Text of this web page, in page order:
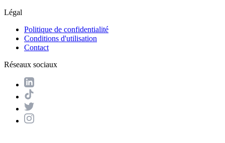
Légal
Politique de confidentialité
Conditions d'utilisation
Contact
Réseaux sociaux